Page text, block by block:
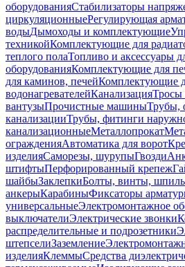
оборудованияСтабилизаторы
циркуляционныеРегулирующая
водыДымоходы и комплектующие
техникойКомплектующие для
теплого полаТопливо и аксессуары
оборудованияКомплектующие для
для каминов, печейКомплектующие
водонагревателейКанализацияТросы
вантузыПрочистные машиныТрубы,
канализацииТрубы, фитинги
канализационныеМеталлопрокат
огражденияАвтоматика для ворот
изделияСаморезы, шурупыГвозди
штифтыПерфорированный крепеж
шайбыЗаклепкиБолты, винты,
анкерыКарабиныФиксаторы
универсальныеЭлектромонтажное
выключателиЭлектрические звонки
распределительные и подрозетники
штепселиЗаземление
изделияКлеммыСредства